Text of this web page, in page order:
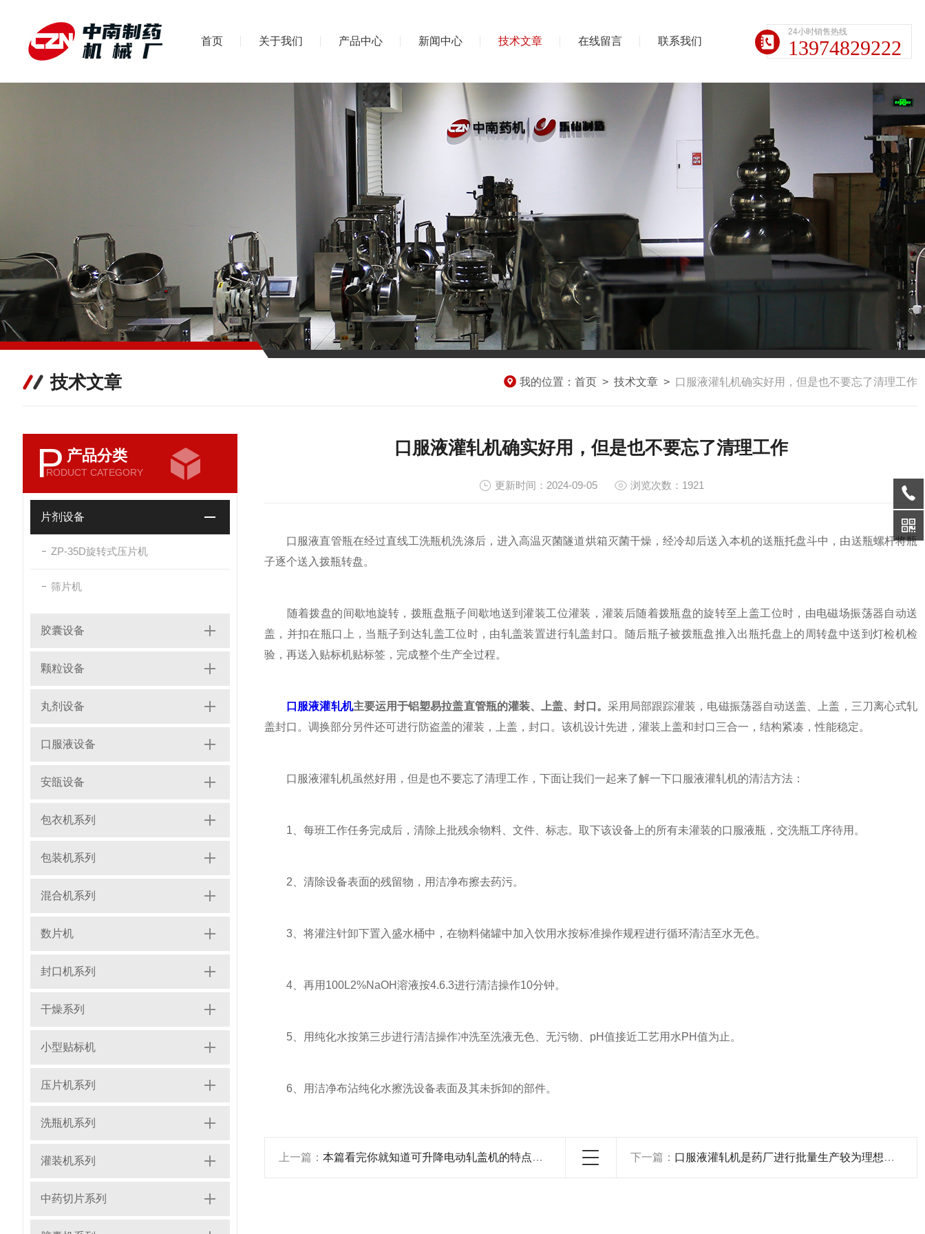
首页 关于我们 产品中心 新闻中心 技术文章 在线留言 联系我们
24小时销售热线
13974829222
技术文章 我的位置： 首页 > 技术文章 > 口服液灌轧机确实好用，但是也不要忘了清理工作
P 产品分类
RODUCT CATEGORY
片剂设备
ZP-35D旋转式压片机
筛片机
胶囊设备
颗粒设备
丸剂设备
口服液设备
安瓿设备
包衣机系列
包装机系列
混合机系列
数片机
封口机系列
干燥系列
小型贴标机
压片机系列
洗瓶机系列
灌装机系列
中药切片系列
口服液灌轧机确实好用，但是也不要忘了清理工作
更新时间：2024-09-05 浏览次数：1921
口服液直管瓶在经过直线工洗瓶机洗涤后，进入高温灭菌隧道烘箱灭菌干燥，经冷却后送入本机的送瓶托盘斗中，由送瓶螺杆将瓶
子逐个送入拨瓶转盘。
随着拨盘的间歇地旋转，拨瓶盘瓶子间歇地送到灌装工位灌装，灌装后随着拨瓶盘的旋转至上盖工位时，由电磁场振荡器自动送
盖，并扣在瓶口上，当瓶子到达轧盖工位时，由轧盖装置进行轧盖封口。随后瓶子被拨瓶盘推入出瓶托盘上的周转盘中送到灯检机检
验，再送入贴标机贴标签，完成整个生产全过程。
口服液灌轧机主要运用于铝塑易拉盖直管瓶的灌装、上盖、封口。 采用局部跟踪灌装，电磁振荡器自动送盖、上盖，三刀离心式轧
盖封口。调换部分另件还可进行防盗盖的灌装，上盖，封口。该机设计先进，灌装上盖和封口三合一，结构紧凑，性能稳定。
口服液灌轧机虽然好用，但是也不要忘了清理工作，下面让我们一起来了解一下口服液灌轧机的清洁方法：
1、每班工作任务完成后，清除上批残余物料、文件、标志。取下该设备上的所有未灌装的口服液瓶，交洗瓶工序待用。
2、清除设备表面的残留物，用洁净布擦去药污。
3、将灌注针卸下置入盛水桶中，在物料储罐中加入饮用水按标准操作规程进行循环清洁至水无色。
4、再用100L2%NaOH溶液按4.6.3进行清洁操作10分钟。
5、用纯化水按第三步进行清洁操作冲洗至洗液无色、无污物、pH值接近工艺用水PH值为止。
6、用洁净布沾纯化水擦洗设备表面及其未拆卸的部件。
上一篇： 本篇看完你就知道可升降电动轧盖机的特点及使用方法 下一篇： 口服液灌轧机是药厂进行批量生产较为理想的轧盖设备